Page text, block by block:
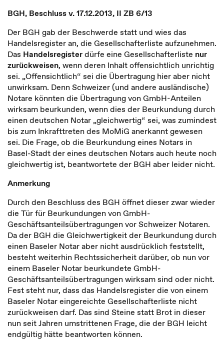
BGH, Beschluss v. 17.12.2013, II ZB 6/13
Der BGH gab der Beschwerde statt und wies das
Handelsregister an, die Gesellschafterliste aufzunehmen.
Das Handelsregisterdürfe eine Gesellschafterliste nur
zurückweisen, wenn deren Inhalt offensichtlich unrichtig
sei. „Offensichtlich“ sei die Übertragung hier aber nicht
unwirksam. Denn Schweizer (und andere ausländische)
Notare könnten die Übertragung von GmbH-Anteilen
wirksam beurkunden, wenn dies der Beurkundung durch
einen deutschen Notar „gleichwertig“ sei, was zumindest
bis zum Inkrafttreten des MoMiG anerkannt gewesen
sei. Die Frage, ob die Beurkundung eines Notars in
Basel-Stadt der eines deutschen Notars auch heute noch
gleichwertig ist, beantwortete der BGH aber leider nicht.
Anmerkung
Durch den Beschluss des BGH öffnet dieser zwar wieder
die Tür für Beurkundungen von GmbH-
Geschäftsanteilsübertragungen vor Schweizer Notaren.
Da der BGH die Gleichwertigkeit der Beurkundung durch
einen Baseler Notar aber nicht ausdrücklich feststellt,
besteht weiterhin Rechtssicherheit darüber, ob nun vor
einem Baseler Notar beurkundete GmbH-
Geschäftsanteilsübertragungen wirksam sind oder nicht.
Fest steht nur, dass das Handelsregister die von einem
Baseler Notar eingereichte Gesellschafterliste nicht
zurückweisen darf. Das sind Steine statt Brot in dieser
nun seit Jahren umstrittenen Frage, die der BGH leicht
endgültig hätte beantworten können.